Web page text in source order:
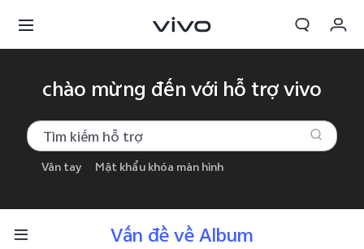
Đăng nhập/Đăng ký
Tài khoản của tôi
chào mừng đến với hỗ trợ vivo
Vân tay Mật khẩu khóa màn hình
Vấn đề về Album